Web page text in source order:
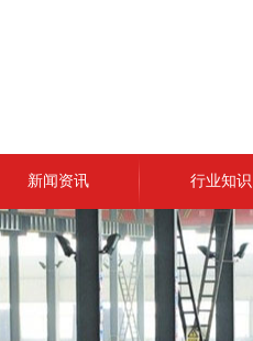
新闻资讯 行业知识